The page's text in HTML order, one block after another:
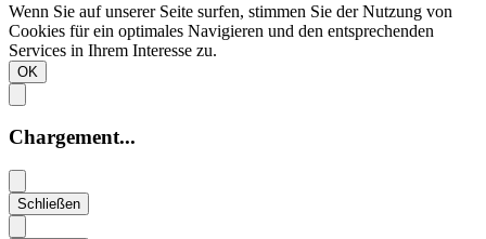
Wenn Sie auf unserer Seite surfen, stimmen Sie der Nutzung von
Cookies für ein optimales Navigieren und den entsprechenden
Services in Ihrem Interesse zu.
OK
Chargement...
Schließen